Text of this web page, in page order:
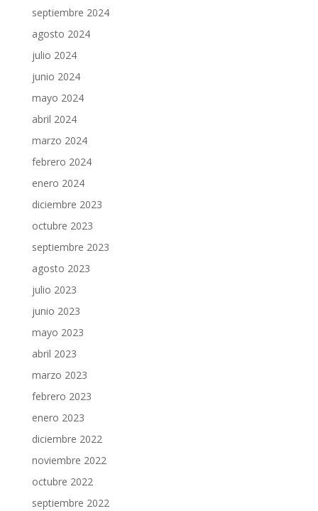
septiembre 2024
agosto 2024
julio 2024
junio 2024
mayo 2024
abril 2024
marzo 2024
febrero 2024
enero 2024
diciembre 2023
octubre 2023
septiembre 2023
agosto 2023
julio 2023
junio 2023
mayo 2023
abril 2023
marzo 2023
febrero 2023
enero 2023
diciembre 2022
noviembre 2022
octubre 2022
septiembre 2022